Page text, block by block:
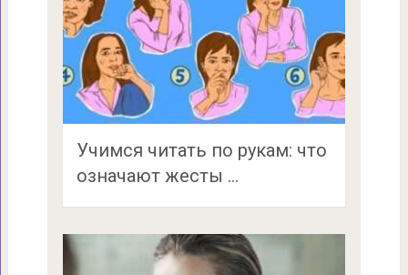
Учимся читать по рукам: что
означают жесты …